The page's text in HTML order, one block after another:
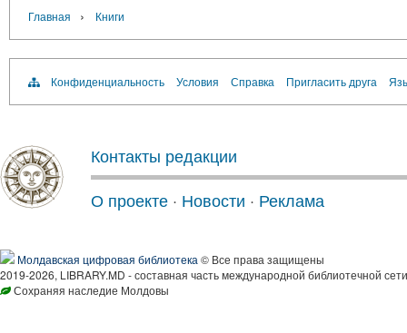
Главная › Книги
Конфиденциальность Условия Справка Пригласить друга
Контакты редакции
О проекте · Новости · Реклама
Молдавская цифровая библиотека © Все права защищены
2019-2026, LIBRARY.MD - составная часть международной библиотечной
Сохраняя наследие Молдовы